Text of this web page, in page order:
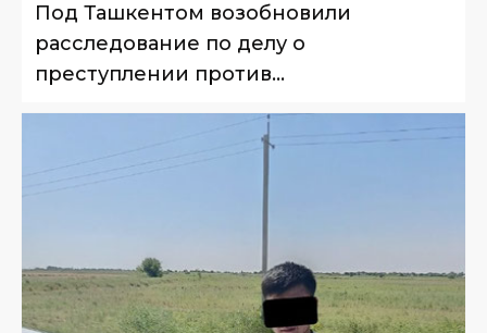
Под Ташкентом возобновили
расследование по делу о
преступлении против